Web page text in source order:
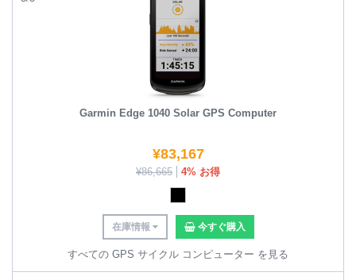
Garmin Edge 1040 Solar GPS Computer
¥83,167
¥86,665 4% お得
在庫情報 今すぐ購入
すべての GPS サイクル コンピューター を見る